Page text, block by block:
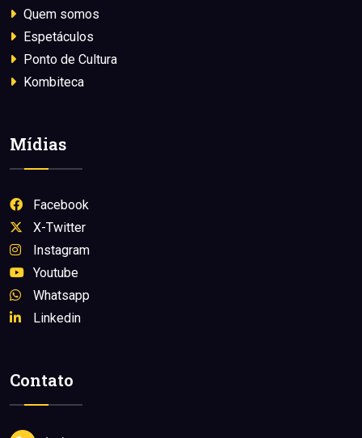
Quem somos
Espetáculos
Ponto de Cultura
Kombiteca
Mídias
Facebook
X-Twitter
Instagram
Youtube
Whatsapp
Linkedin
Contato